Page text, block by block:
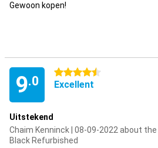
Gewoon kopen!
9.0
4.5 stars
Excellent
Uitstekend
Chaim Kenninck | 08-09-2022 about the
Black Refurbished